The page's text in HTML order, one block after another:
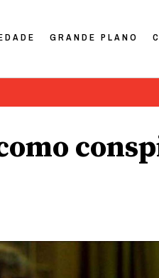
GRANDE PLANO